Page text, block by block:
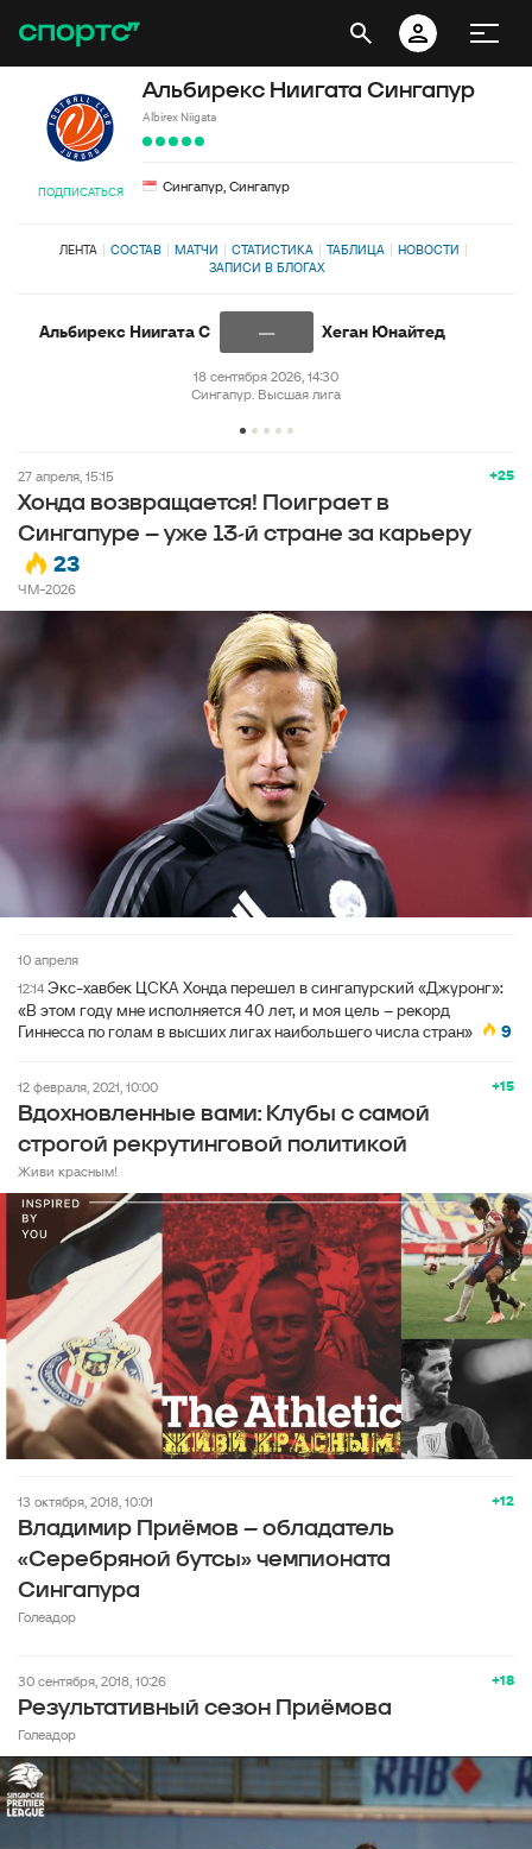
ПОДПИСАТЬСЯ
Альбирекс Ниигата Сингапур
Albirex Niigata
Сингапур, Сингапур
ЛЕНТА СОСТАВ МАТЧИ СТАТИСТИКА ТАБЛИЦА
НОВОСТИ
ЗАПИСИ В БЛОГАХ
Альбирекс Ниигата С Хеган Юнайтед
—
18 сентября 2026, 14:30
Сингапур. Высшая лига
+25
27 апреля, 15:15
Хонда возвращается! Поиграет в
Сингапуре – уже 13-й стране за карьеру
23
ЧМ-2026
10 апреля
12:14 Экс-хавбек ЦСКА Хонда перешел в сингапурский «Джуронг»:
«В этом году мне исполняется 40 лет, и моя цель – рекорд
Гиннесса по голам в высших лигах наибольшего числа стран»
9
+15
12 февраля, 2021, 10:00
Вдохновленные вами: Клубы с самой
строгой рекрутинговой политикой
Живи красным!
+12
13 октября, 2018, 10:01
Владимир Приёмов – обладатель
«Серебряной бутсы» чемпионата
Сингапура
Голеадор
+18
30 сентября, 2018, 10:26
Результативный сезон Приёмова
Голеадор